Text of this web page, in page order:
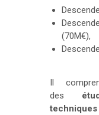
(70M€),
Il
des
techniques